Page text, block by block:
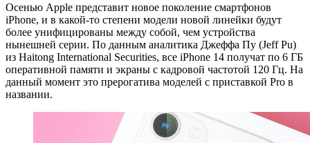
Осенью Apple представит новое поколение смартфонов
iPhone, и в какой-то степени модели новой линейки будут
более унифицированы между собой, чем устройства
нынешней серии. По данным аналитика Джеффа Пу (Jeff Pu)
из Haitong International Securities, все iPhone 14 получат по 6 ГБ
оперативной памяти и экраны с кадровой частотой 120 Гц. На
данный момент это прерогатива моделей с приставкой Pro в
названии.